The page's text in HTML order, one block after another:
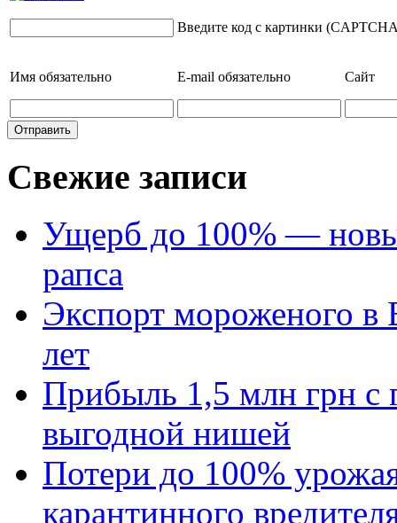
Введите код с картинки
Имя обязательно E-mail обязательно Сайт
Свежие записи
Ущерб до 100% —
рапса
Экспорт мороженого в
лет
Прибыль 1,5 млн грн с
выгодной нишей
Потери до 100%
карантинного